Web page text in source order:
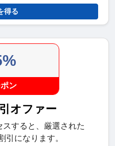
得る
ン
オファー
すると、厳選された
引になります。